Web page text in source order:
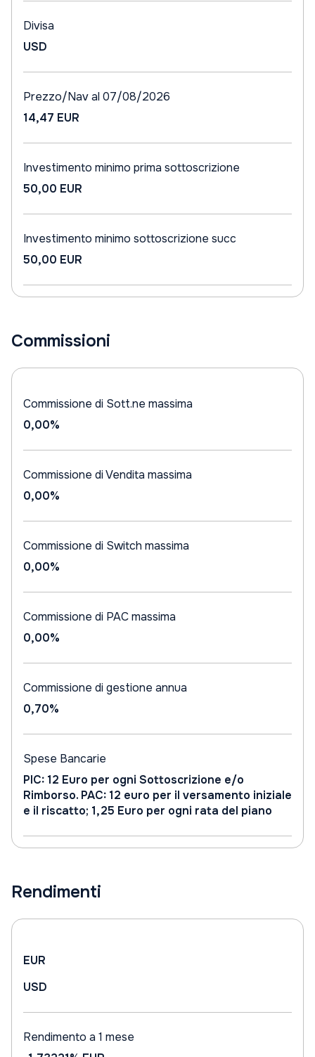
Divisa
USD
Prezzo/Nav al 07/08/2026
14,47 EUR
Investimento minimo prima sottoscrizione
50,00 EUR
Investimento minimo sottoscrizione succ
50,00 EUR
Commissioni
Commissione di Sott.ne massima
0,00%
Commissione di Vendita massima
0,00%
Commissione di Switch massima
0,00%
Commissione di PAC massima
0,00%
Commissione di gestione annua
0,70%
Spese Bancarie
PIC: 12 Euro per ogni Sottoscrizione e/o
Rimborso. PAC: 12 euro per il versamento iniziale
e il riscatto; 1,25 Euro per ogni rata del piano
Rendimenti
EUR
USD
Rendimento a 1 mese